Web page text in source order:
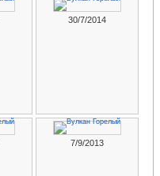
30/7/2014
7/9/2013